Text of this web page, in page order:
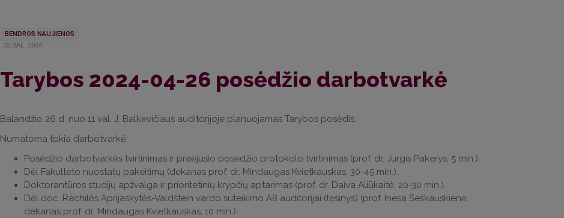
BENDROS NAUJIENOS
23.BAL..2024
Tarybos 2024-04-26 posėdžio darbotvarkė
Balandžio 26 d. nuo 11 val. J. Balkevičiaus auditorijoje planuojamas Tarybos posėdis.
Numatoma tokia darbotvarkė:
Posėdžio darbotvarkės tvirtinimas ir praėjusio posėdžio protokolo tvirtinimas (prof. dr. Jurgis Pakerys, 5 min.).
Dėl Fakulteto nuostatų pakeitimų (dekanas prof. dr. Mindaugas Kvietkauskas, 30-45 min.).
Doktorantūros studijų apžvalga ir prioritetinių krypčių aptarimas (prof. dr. Daiva Aliūkaitė, 20-30 min.).
Dėl doc. Rachilės Aprijaskytės-Valdštein vardo suteikimo A8 auditorijai (tęsinys) (prof. Inesa Šeškauskienė,
dekanas prof. dr. Mindaugas Kvietkauskas, 10 min.).